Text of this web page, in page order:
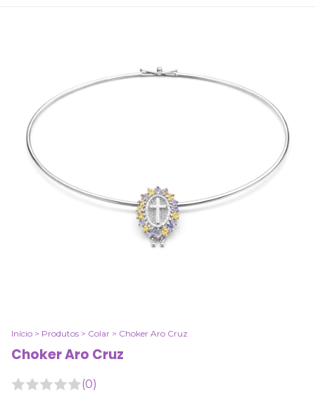
Início > Produtos > Colar > Choker Aro Cruz
Choker Aro Cruz
(0)